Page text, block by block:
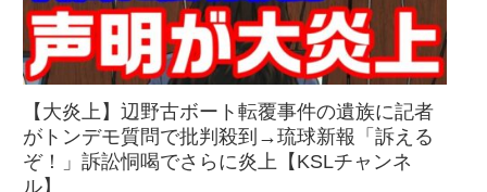
【大炎上】辺野古ボート転覆事件の遺族に記者
がトンデモ質問で批判殺到→琉球新報「訴える
ぞ！」訴訟恫喝でさらに炎上【KSLチャンネ
ル】